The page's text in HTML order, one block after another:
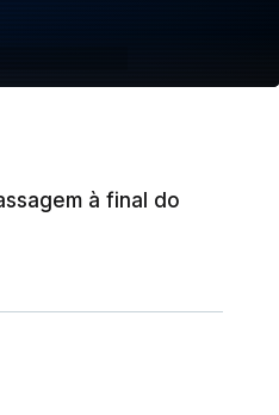
à final do